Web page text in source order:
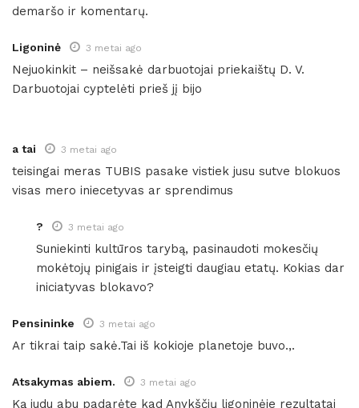
demaršo ir komentarų.
Ligoninė 3 metai ago
Nejuokinkit – neišsakė darbuotojai priekaištų D. V.
Darbuotojai cyptelėti prieš jį bijo
a tai 3 metai ago
teisingai meras TUBIS pasake vistiek jusu sutve blokuos
visas mero iniecetyvas ar sprendimus
? 3 metai ago
Suniekinti kultūros tarybą, pasinaudoti mokesčių
mokėtojų pinigais ir įsteigti daugiau etatų. Kokias dar
iniciatyvas blokavo?
Pensininke 3 metai ago
Ar tikrai taip sakė.Tai iš kokioje planetoje buvo.,.
Atsakymas abiem. 3 metai ago
Ką judu abu padarėte kad Anykščių ligoninėje rezultatai